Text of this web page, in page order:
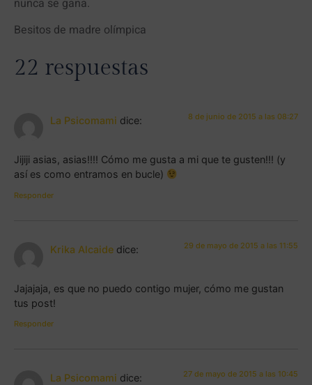
nunca se gana.
Besitos de madre olímpica
22 respuestas
La Psicomami dice: 8 de junio de 2015 a las 08:27
Jijiji asias, asias!!!! Cómo me gusta a mi que te gusten!!! (y
así es como entramos en bucle)
Responder
Krika Alcaide dice: 29 de mayo de 2015 a las 11:55
Jajajaja, es que no puedo contigo mujer, cómo me gustan
tus post!
Responder
La Psicomami dice: 27 de mayo de 2015 a las 10:45